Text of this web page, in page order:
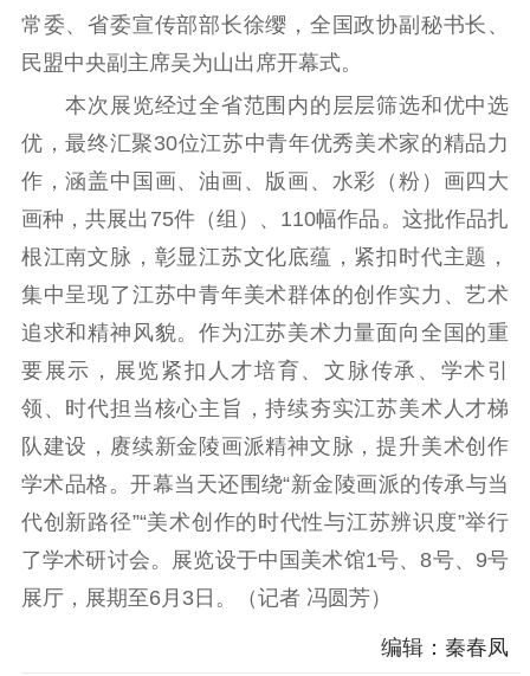
哲学社科
社科强省 工作通知
江苏文脉
资料下载
新闻宣传
主题宣传 对外宣传
新闻发布
记者之家
品牌栏目
文化文艺
精品生产 文化惠民
文化传承
文化交流
体制改革
文化产业
紫金文化艺术节
品牌活动 紫艺舞台
精神文明
文明创建 文明实践
文明培育
先进典型
常委、省委宣传部部长徐缨，全国政协副秘书长、
民盟中央副主席吴为山出席开幕式。
本次展览经过全省范围内的层层筛选和优中选
优，最终汇聚30位江苏中青年优秀美术家的精品力
作，涵盖中国画、油画、版画、水彩（粉）画四大
画种，共展出75件（组）、110幅作品。这批作品扎
根江南文脉，彰显江苏文化底蕴，紧扣时代主题，
集中呈现了江苏中青年美术群体的创作实力、艺术
追求和精神风貌。作为江苏美术力量面向全国的重
要展示，展览紧扣人才培育、文脉传承、学术引
领、时代担当核心主旨，持续夯实江苏美术人才梯
队建设，赓续新金陵画派精神文脉，提升美术创作
学术品格。开幕当天还围绕“新金陵画派的传承与当
代创新路径”“美术创作的时代性与江苏辨识度”举行
了学术研讨会。展览设于中国美术馆1号、8号、9号
展厅，展期至6月3日。（记者 冯圆芳）
编辑：秦春凤